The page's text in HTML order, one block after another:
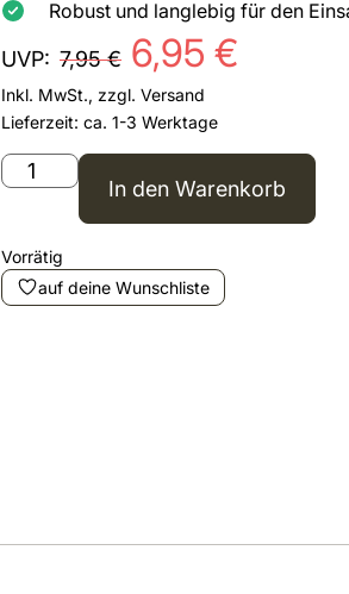
Robust und langlebig für den
UVP: 7,95€ 6,95 €
Inkl. MwSt., zzgl. Versand
Lieferzeit: ca. 1-3 Werktage
In den Warenkorb
Vorrätig
auf deine Wunschliste